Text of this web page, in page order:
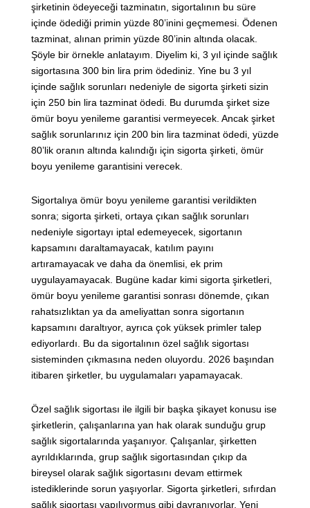
şirketinin ödeyeceği tazminatın, sigortalının bu süre
içinde ödediği primin yüzde 80’inini geçmemesi. Ödenen
tazminat, alınan primin yüzde 80’inin altında olacak.
Şöyle bir örnekle anlatayım. Diyelim ki, 3 yıl içinde sağlık
sigortasına 300 bin lira prim ödediniz. Yine bu 3 yıl
içinde sağlık sorunları nedeniyle de sigorta şirketi sizin
için 250 bin lira tazminat ödedi. Bu durumda şirket size
ömür boyu yenileme garantisi vermeyecek. Ancak şirket
sağlık sorunlarınız için 200 bin lira tazminat ödedi, yüzde
80’lik oranın altında kalındığı için sigorta şirketi, ömür
boyu yenileme garantisini verecek.
Sigortalıya ömür boyu yenileme garantisi verildikten
sonra; sigorta şirketi, ortaya çıkan sağlık sorunları
nedeniyle sigortayı iptal edemeyecek, sigortanın
kapsamını daraltamayacak, katılım payını
artıramayacak ve daha da önemlisi, ek prim
uygulayamayacak. Bugüne kadar kimi sigorta şirketleri,
ömür boyu yenileme garantisi sonrası dönemde, çıkan
rahatsızlıktan ya da ameliyattan sonra sigortanın
kapsamını daraltıyor, ayrıca çok yüksek primler talep
ediyorlardı. Bu da sigortalının özel sağlık sigortası
sisteminden çıkmasına neden oluyordu. 2026 başından
itibaren şirketler, bu uygulamaları yapamayacak.
Özel sağlık sigortası ile ilgili bir başka şikayet konusu ise
şirketlerin, çalışanlarına yan hak olarak sunduğu grup
sağlık sigortalarında yaşanıyor. Çalışanlar, şirketten
ayrıldıklarında, grup sağlık sigortasından çıkıp da
bireysel olarak sağlık sigortasını devam ettirmek
istediklerinde sorun yaşıyorlar. Sigorta şirketleri, sıfırdan
sağlık sigortası yapılıyormuş gibi davranıyorlar. Yeni